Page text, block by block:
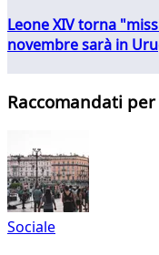
Leone XIV torna
novembre sarà in
Raccomandati
Sociale